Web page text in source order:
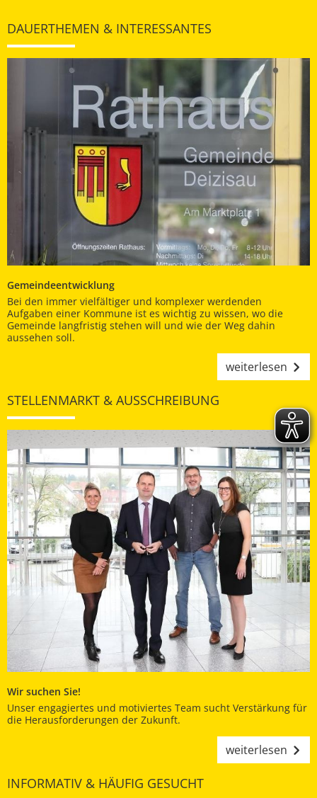
DAUERTHEMEN & INTERESSANTES
Gemeindeentwicklung
Bei den immer vielfältiger und komplexer werdenden
Aufgaben einer Kommune ist es wichtig zu wissen, wo die
Gemeinde langfristig stehen will und wie der Weg dahin
aussehen soll.
weiterlesen
STELLENMARKT & AUSSCHREIBUNG
Wir suchen Sie!
Unser engagiertes und motiviertes Team sucht Verstärkung für
die Herausforderungen der Zukunft.
weiterlesen
INFORMATIV & HÄUFIG GESUCHT